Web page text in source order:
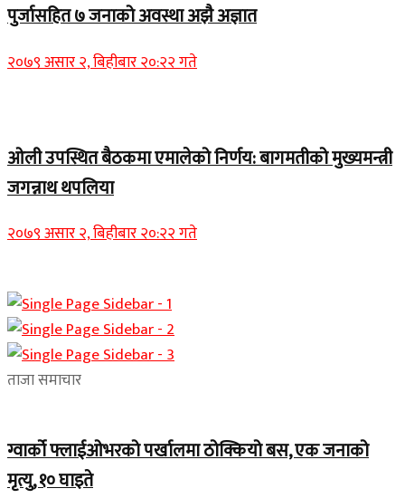
पुर्जासहित ७ जनाको अवस्था अझै अज्ञात
२०७९ असार २, बिहीबार २०:२२ गते
ओली उपस्थित बैठकमा एमालेको निर्णय: बागमतीको मुख्यमन्त्री
जगन्नाथ थपलिया
२०७९ असार २, बिहीबार २०:२२ गते
ताजा समाचार
ग्वार्को फ्लाईओभरको पर्खालमा ठोक्कियो बस, एक जनाको
मृत्यु, १० घाइते